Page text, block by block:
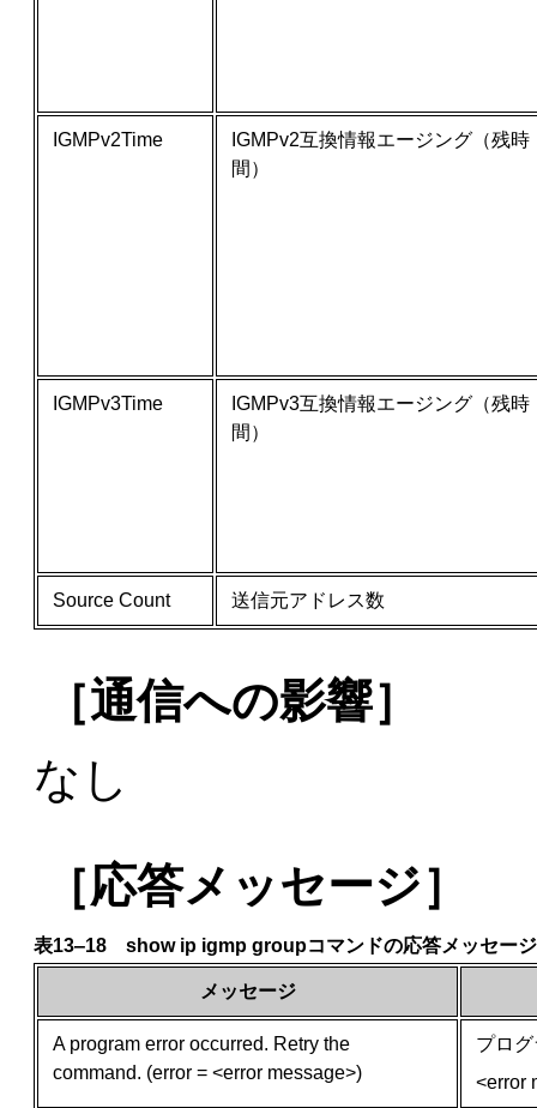
IGMPv2Time
IGMPv2互換情報エージング（残時
間）
IGMPv3Time
IGMPv3互換情報エージング（残時
間）
Source Count 送信元アドレス数
［通信への影響］
なし
［応答メッセージ］
表13‒18 show ip igmp groupコマンドの応答メッセー
メッセージ
A program error occurred. Retry the
command. (error = <error message>)
プロ
<error